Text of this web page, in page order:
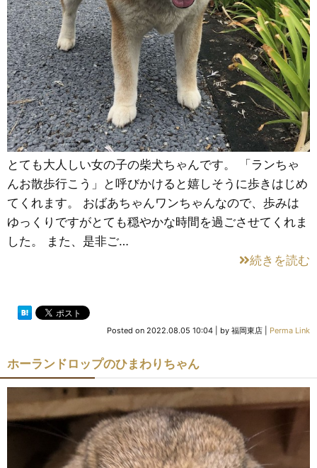
とても大人しい女の子の柴犬ちゃんです。 「ランちゃ
んお散歩行こう」と呼びかけると嬉しそうに歩きはじめ
てくれます。 おばあちゃんワンちゃんなので、歩みは
ゆっくりですがとても穏やかな時間を過ごさせてくれま
した。 また、是非ご…
続きを読む
Posted on 2022.08.05 10:04 by 福岡東店 Perma Link
ホーランドロップのひまわりちゃん